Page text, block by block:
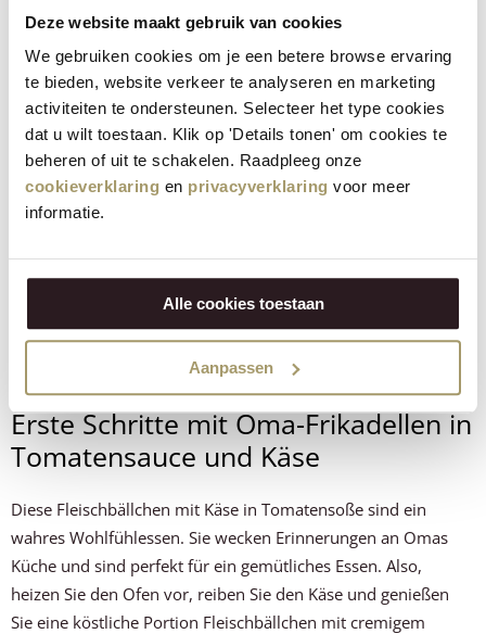
Deze website maakt gebruik van cookies
We gebruiken cookies om je een betere browse ervaring
te bieden, website verkeer te analyseren en marketing
activiteiten te ondersteunen. Selecteer het type cookies
dat u wilt toestaan. Klik op 'Details tonen' om cookies te
beheren of uit te schakelen. Raadpleeg onze
cookieverklaring en privacyverklaring voor meer
informatie.
Alle cookies toestaan
Aanpassen
Wie kann ich sicherstellen, dass
meine Fleischbällchen beim Backen
schön fest bleiben?
Für feste, perfekt runde Fleischbällchen ist eine gute Balance
wichtig. Verwenden Sie reichlich Bindemittel wie Ei und
zu feucht ist. Kneten Sie alles gut durch, bis es zusammenhält
Lassen Sie sie vor dem Backen eine Weile im Kühlschrank
ruhen. Auf diese Weise behalten sie ihre Form besser und
fallen in der Form nicht auseinander.
Erste Schritte mit Oma-Frikadellen in
Tomatensauce und Käse
Diese Fleischbällchen mit Käse in Tomatensoße sind ein
wahres Wohlfühlessen. Sie wecken Erinnerungen an Omas
Küche und sind perfekt für ein gemütliches Essen. Also,
heizen Sie den Ofen vor, reiben Sie den Käse und genießen
Sie eine köstliche Portion Fleischbällchen mit cremigem